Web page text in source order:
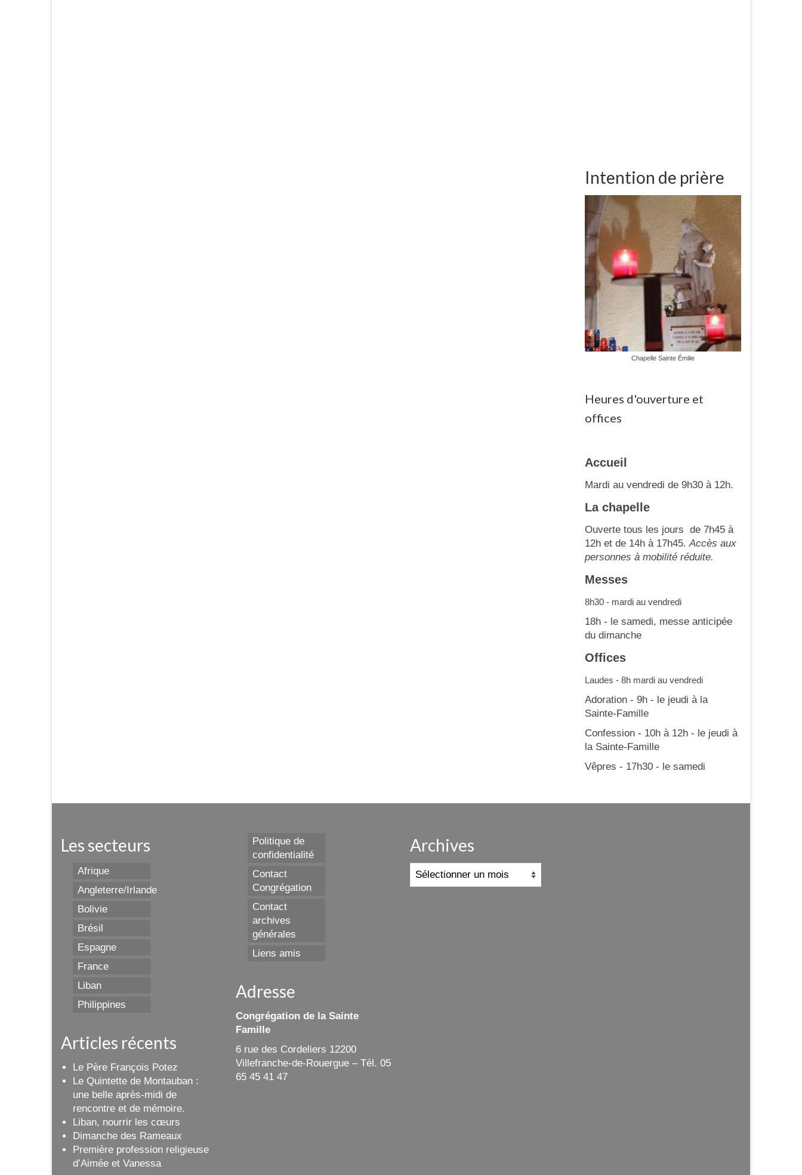
Intention de prière
Chapelle Sainte Émilie
Heures d'ouverture et
offices
Accueil
Mardi au vendredi de 9h30 à 12h.
La chapelle
Ouverte tous les jours de 7h45 à
12h et de 14h à 17h45.Accès aux
personnes à mobilité réduite.
Messes
8h30 - mardi au vendredi
18h - le samedi, messe anticipée
du dimanche
Offices
Laudes - 8h mardi au vendredi
Adoration - 9h - le jeudi à la
Sainte-Famille
Confession - 10h à 12h - le jeudi à
la Sainte-Famille
Vêpres - 17h30 - le samedi
Les secteurs
Afrique
Angleterre/Irlande
Bolivie
Brésil
Espagne
France
Liban
Philippines
Articles récents
Le Père François Potez
Le Quintette de Montauban :
une belle après-midi de
rencontre et de mémoire.
Liban, nourrir les cœurs
Dimanche des Rameaux
Première profession religieuse
d’Aimée et Vanessa
Politique de
confidentialité
Contact
Congrégation
Contact
archives
générales
Liens amis
Adresse
Congrégation de la Sainte
Famille
6 rue des Cordeliers 12200
Villefranche-de-Rouergue – Tél. 05
65 45 41 47
Archives
Archives